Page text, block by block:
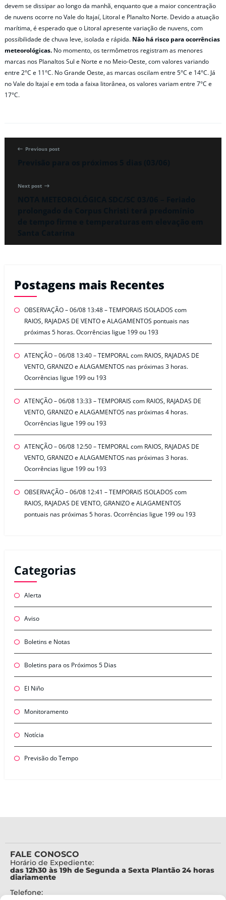
devem se dissipar ao longo da manhã, enquanto que a maior concentração
de nuvens ocorre no Vale do Itajaí, Litoral e Planalto Norte. Devido a atuação
marítima, é esperado que o Litoral apresente variação de nuvens, com
possibilidade de chuva leve, isolada e rápida. Não há risco para ocorrências
meteorológicas. No momento, os termômetros registram as menores
marcas nos Planaltos Sul e Norte e no Meio-Oeste, com valores variando
entre 2°C e 11°C. No Grande Oeste, as marcas oscilam entre 5°C e 14°C. Já
no Vale do Itajaí e em toda a faixa litorânea, os valores variam entre 7°C e
17°C.
Previous post
Next post
Postagens mais Recentes
OBSERVAÇÃO – 06/08 13:48 – TEMPORAIS ISOLADOS com
RAIOS, RAJADAS DE VENTO e ALAGAMENTOS pontuais nas
próximas 5 horas. Ocorrências ligue 199 ou 193
ATENÇÃO – 06/08 13:40 – TEMPORAL com RAIOS, RAJADAS DE
VENTO, GRANIZO e ALAGAMENTOS nas próximas 3 horas.
Ocorrências ligue 199 ou 193
ATENÇÃO – 06/08 13:33 – TEMPORAIS com RAIOS, RAJADAS DE
VENTO, GRANIZO e ALAGAMENTOS nas próximas 4 horas.
Ocorrências ligue 199 ou 193
ATENÇÃO – 06/08 12:50 – TEMPORAL com RAIOS, RAJADAS DE
VENTO, GRANIZO e ALAGAMENTOS nas próximas 3 horas.
Ocorrências ligue 199 ou 193
OBSERVAÇÃO – 06/08 12:41 – TEMPORAIS ISOLADOS com
RAIOS, RAJADAS DE VENTO, GRANIZO e ALAGAMENTOS
pontuais nas próximas 5 horas. Ocorrências ligue 199 ou 193
Categorias
Alerta
Aviso
Boletins e Notas
Boletins para os Próximos 5 Dias
El Niño
Monitoramento
Notícia
Previsão do Tempo
FALE CONOSCO
Horário de Expediente:
das 12h30 às 19h de Segunda a Sexta Plantão 24 horas
diariamente
Telefone: